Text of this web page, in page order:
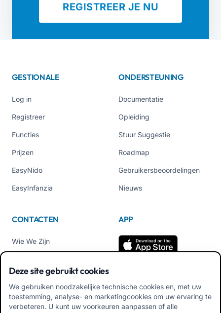
REGISTREER JE NU
GESTIONALE
Log in
Registreer
Functies
Prijzen
EasyNido
EasyInfanzia
ONDERSTEUNING
Documentatie
Opleiding
Stuur Suggestie
Roadmap
Gebruikersbeoordelingen
Nieuws
CONTACTEN
Wie We Zijn
Tel +39 02 84152514
APP
Download APK Familiale
App
Deze site gebruikt cookies
We gebruiken noodzakelijke technische cookies en, met uw
toestemming, analyse- en marketingcookies om uw ervaring te
verbeteren. U kunt uw voorkeuren aanpassen of alle